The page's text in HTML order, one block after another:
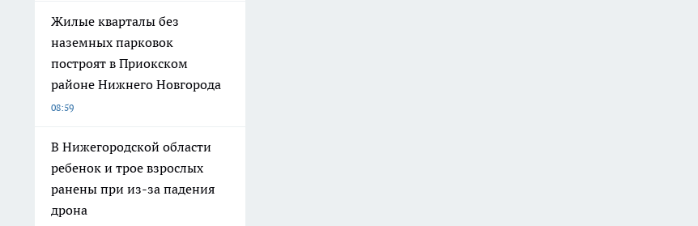
Жилые кварталы без
наземных парковок
построят в Приокском
районе Нижнего Новгорода
08:59
В Нижегородской области
ребенок и трое взрослых
ранены при из-за падения
дрона